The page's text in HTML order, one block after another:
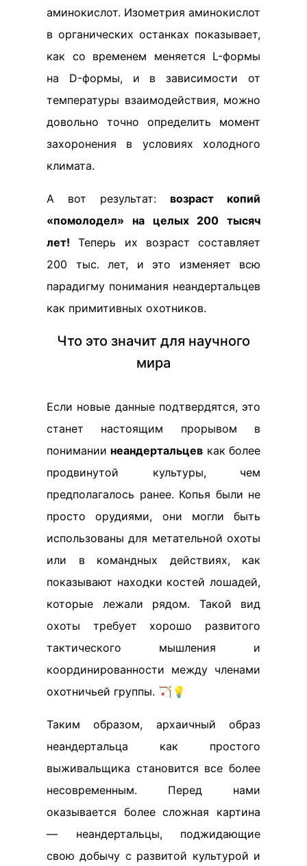
аминокислот. Изометрия аминокислот
в органических останках показывает,
как со временем меняется L-формы
на D-формы, и в зависимости от
температуры взаимодействия, можно
довольно точно определить момент
захоронения в условиях холодного
климата.
А вот результат: возраст копий
«помолодел» на целых 200 тысяч
лет! Теперь их возраст составляет
200 тыс. лет, и это изменяет всю
парадигму понимания неандертальцев
как примитивных охотников.
Что это значит для научного
мира
Если новые данные подтвердятся, это
станет настоящим прорывом в
понимании неандертальцев как более
продвинутой культуры, чем
предполагалось ранее. Копья были не
просто орудиями, они могли быть
использованы для метательной охоты
или в командных действиях, как
показывают находки костей лошадей,
которые лежали рядом. Такой вид
охоты требует хорошо развитого
тактического мышления и
координированности между членами
охотничьей группы. 🏹💡
Таким образом, архаичный образ
неандертальца как простого
выживальщика становится все более
несовременным. Перед нами
оказывается более сложная картина
— неандертальцы, поджидающие
свою добычу с развитой культурой и